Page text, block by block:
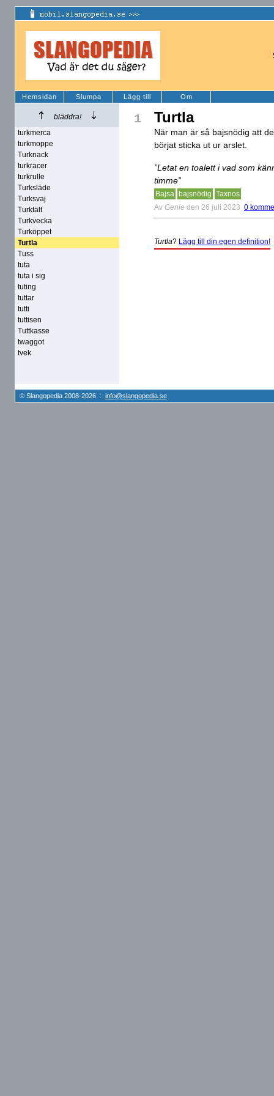
Hemsidan Slumpa Lägg till Om
bläddra!
turkmerca
turkmoppe
Turknack
turkracer
turkrulle
Turksläde
Turksvaj
Turktält
Turkvecka
Turköppet
Turtla
Tuss
tuta
tuta i sig
tuting
tuttar
tutti
tuttisen
Tuttkasse
twaggot
tvek
1 Turtla
När man är så bajsnödig att
börjat sticka ut ur arslet.
”Letat en toalett i vad som
timme”
Bajsa bajsnödig Taxnos
Av Genie den 26 juli 2023 0
Turtla? Lägg till din egen definition!
© Slangopedia 2008-2026 : info@slangopedia.se